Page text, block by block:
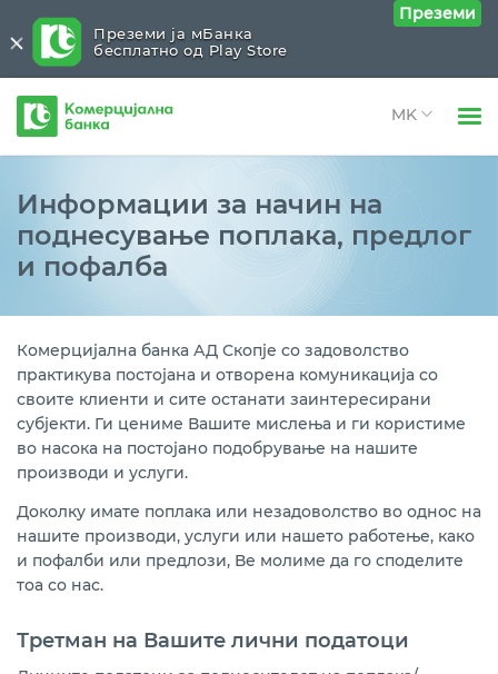
Open
Правни лица
За нас
Open
Close submenu (Контакт)
Контакт податоци
Помош и поддршка
Поплака, предлог и пофалба
Заштита на укажувачи
Комерцијална
банка
Информации за начин на
поднесување поплака, предлог
и пофалба
Комерцијална банка АД Скопје со задоволство
практикува постојана и отворена комуникација со
своите клиенти и сите останати заинтересирани
субјекти. Ги цениме Вашите мислења и ги користиме
во насока на постојано подобрување на нашите
производи и услуги.
Доколку имате поплака или незадоволство во однос на
нашите производи, услуги или нашето работење, како
и пофалби или предлози, Ве молиме да го споделите
тоа со нас.
Третман на Вашите лични податоци
Преземи ја мБанка
бесплатно од Play Store
Преземи